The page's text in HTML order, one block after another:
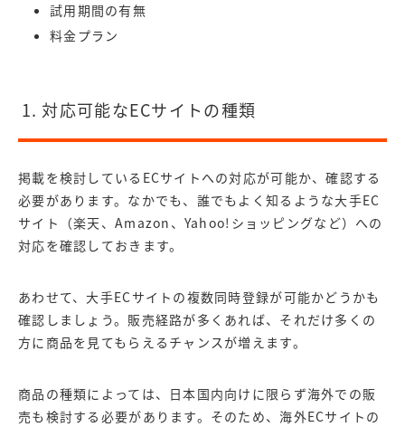
試用期間の有無
料金プラン
1. 対応可能なECサイトの種類
掲載を検討しているECサイトへの対応が可能か、確認する
必要があります。なかでも、誰でもよく知るような大手EC
サイト（楽天、Amazon、Yahoo!ショッピングなど）への
対応を確認しておきます。
あわせて、大手ECサイトの複数同時登録が可能かどうかも
確認しましょう。販売経路が多くあれば、それだけ多くの
方に商品を見てもらえるチャンスが増えます。
商品の種類によっては、日本国内向けに限らず海外での販
売も検討する必要があります。そのため、海外ECサイトの